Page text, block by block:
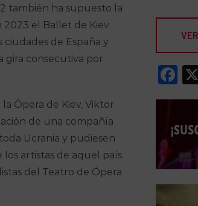
también ha supuesto la
el Ballet de Kiev
ciudades de España y
gira consecutiva por
Ópera de Kiev, Viktor
de una compañía
Ucrania y pudiesen
artistas de aquel país.
del Teatro de Ópera